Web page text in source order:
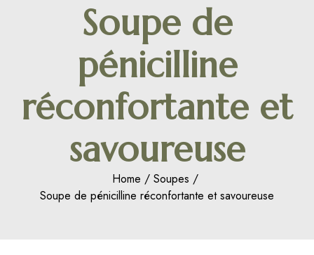
Soupe de
pénicilline
réconfortante et
savoureuse
Home
Soupes
Soupe de pénicilline réconfortante et savoureuse